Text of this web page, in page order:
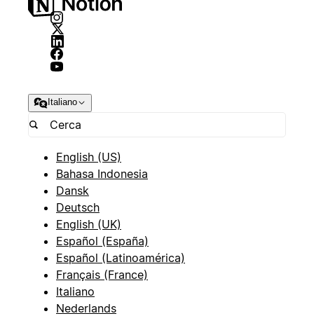
Italiano
English (US)
Bahasa Indonesia
Dansk
Deutsch
English (UK)
Español (España)
Español (Latinoamérica)
Français (France)
Italiano
Nederlands